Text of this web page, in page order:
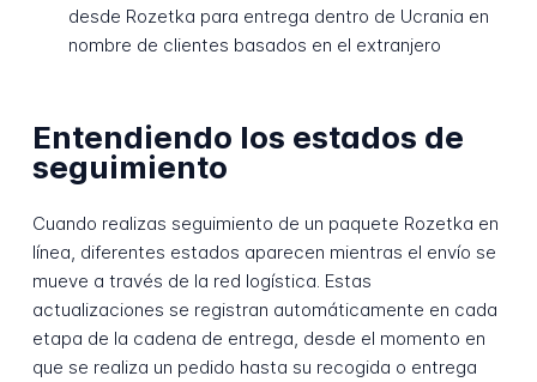
desde Rozetka para entrega dentro de Ucrania en
nombre de clientes basados en el extranjero
Entendiendo los estados de
seguimiento
Cuando realizas seguimiento de un paquete Rozetka en
línea, diferentes estados aparecen mientras el envío se
mueve a través de la red logística. Estas
actualizaciones se registran automáticamente en cada
etapa de la cadena de entrega, desde el momento en
que se realiza un pedido hasta su recogida o entrega